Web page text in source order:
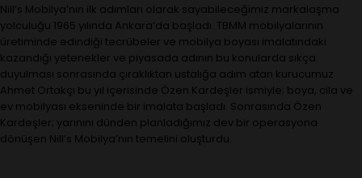
Nill’s Mobilya’nın ilk adımları olarak sayabileceğimiz markalaşma
yolculuğu 1965 yılında Ankara’da başladı. TBMM mobilyalarının
üretiminde edindiği tecrübeler ve mobilya boyası imalatındaki
kazandığı yetenekler ve piyasada adının bu konularda sıkça
duyulması sonrasında çıraklıktan ustalığa adım atan kurucumuz
Ahmet Ortakçı bu yıl içerisinde Özen Kardeşler ismiyle; boya, cila ve
ev mobilyası ekseninde bir imalata başladı. Sonrasında Özen
Kardeşler; yarınını dünden planladığımız dev bir operasyona
dönüşen Nill’s Mobilya’nın temelini oluşturdu.